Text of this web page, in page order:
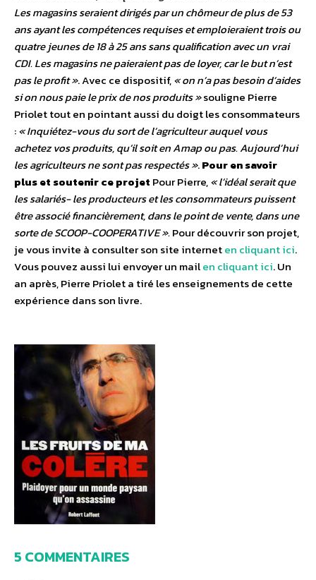
Les magasins seraient dirigés par un chômeur de plus de 53
ans ayant les compétences requises et emploieraient trois ou
quatre jeunes de 18 à 25 ans sans qualification avec un vrai
CDI. Les magasins ne paieraient pas de loyer, car le but n’est
pas le profit ». Avec ce dispositif,« on n’a pas besoin d’aides
si on nous paie le prix de nos produits »souligne Pierre
Priolet tout en pointant aussi du doigt les consommateurs
:« Inquiétez-vous du sort de l’agriculteur auquel vous
achetez vos produits, qu’il soit en Amap ou pas. Aujourd’hui
les agriculteurs ne sont pas respectés ».Pour en savoir
plus et soutenir ce projet Pour Pierre,« l’idéal serait que
les salariés- les producteurs et les consommateurs puissent
être associé financièrement, dans le point de vente, dans une
sorte de SCOOP-COOPERATIVE ».Pour découvrir son projet,
je vous invite à consulter son site interneten cliquant ici.
Vous pouvez aussi lui envoyer un mailen cliquant ici. Un
an après, Pierre Priolet a tiré les enseignements de cette
expérience dans son livre.
5 COMMENTAIRES